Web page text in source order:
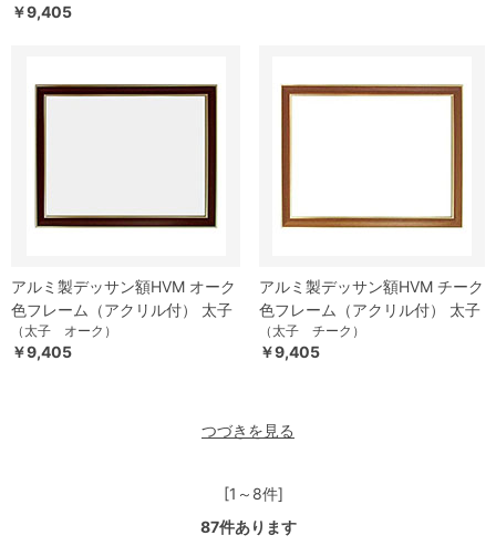
￥9,405
アルミ製デッサン額HVM オーク
色フレーム（アクリル付） 太子
（太子 オーク）
￥9,405
アルミ製デッサン額HVM チーク
色フレーム（アクリル付） 太子
（太子 チーク）
￥9,405
つづきを見る
[1～8件]
87件あります